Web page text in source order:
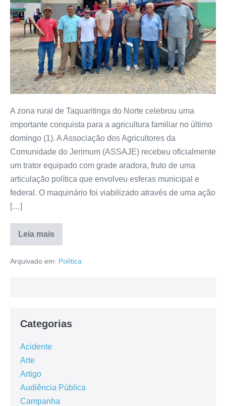
A zona rural de Taquaritinga do Norte celebrou uma
importante conquista para a agricultura familiar no último
domingo (1). A Associação dos Agricultores da
Comunidade do Jerimum (ASSAJE) recebeu oficialmente
um trator equipado com grade aradora, fruto de uma
articulação política que envolveu esferas municipal e
federal. O maquinário foi viabilizado através de uma ação
[…]
Leia mais
Arquivado em: Política
Categorias
Acidente
Arte
Artigo
Audiência Pública
Campanha